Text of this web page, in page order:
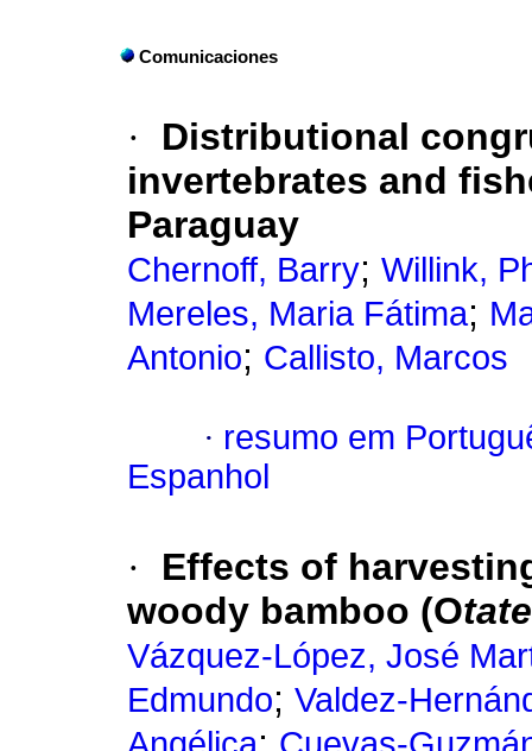
Comunicaciones
·
Distributional
invertebrates and
Paraguay
Chernoff, Barry; Willink,
Mereles, Maria Fátima;
Antonio; Callisto, Marcos
· resumo em
Espanhol
·
Effects of
woody bamboo (O
Vázquez-López, José
Edmundo; Valdez-